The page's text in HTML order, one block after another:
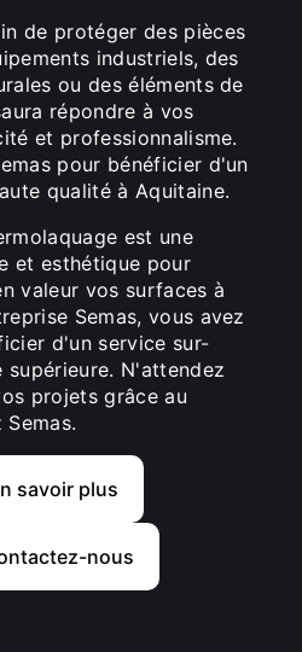
de protéger des pièces
industriels, des
ou des éléments de
répondre à vos
et professionnalisme.
pour bénéficier d'un
qualité à Aquitaine.
est une
et esthétique pour
valeur vos surfaces à
Semas, vous avez
d'un service sur-
supérieure. N'attendez
projets grâce au
savoir plus
nous